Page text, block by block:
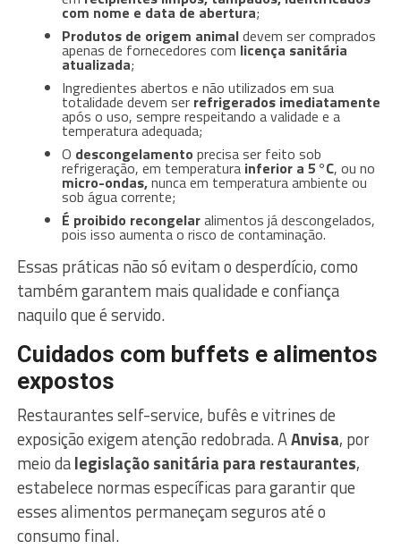
com nome e data de abertura;
Produtos de origem animaldevem ser comprados
apenas de fornecedores com licença sanitária
atualizada;
Ingredientes abertos e não utilizados em sua
totalidade devem ser refrigerados imediatamente
após o uso, sempre respeitando a validade e a
temperatura adequada;
O descongelamento precisa ser feito sob
refrigeração, em temperatura inferior a 5 °C, ou no
micro-ondas,nunca em temperatura ambiente ou
sob água corrente;
É proibido recongelaralimentos já descongelados,
pois isso aumenta o risco de contaminação.
Essas práticas não só evitam o desperdício, como
também garantem mais qualidade e confiança
naquilo que é servido.
Cuidados com buffets e alimentos
expostos
Restaurantes self-service, bufês e vitrines de
exposição exigem atenção redobrada. AAnvisa, por
meio dalegislação sanitária para restaurantes,
estabelece normas específicas para garantir que
esses alimentos permaneçam seguros até o
consumo final.